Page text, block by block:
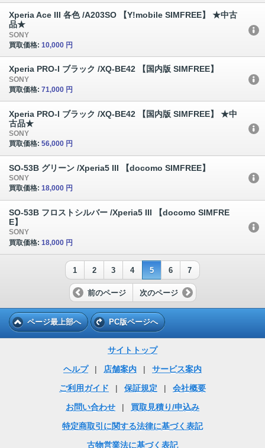
Xperia Ace III 各色 /A203SO 【Y!mobile SIMFREE】 ★中古
品★
SONY
買取価格: 10,000 円
Xperia PRO-I ブラック /XQ-BE42 【国内版 SIMFREE】
SONY
買取価格: 71,000 円
Xperia PRO-I ブラック /XQ-BE42 【国内版 SIMFREE】 ★中
古品★
SONY
買取価格: 56,000 円
SO-53B グリーン /Xperia5 III 【docomo SIMFREE】
SONY
買取価格: 18,000 円
SO-53B フロストシルバー /Xperia5 III 【docomo SIMFRE
E】
SONY
買取価格: 18,000 円
1 2 3 4 5 6 7
前のページ 次のページ
ページ最上部へ PC版ページへ
サイトトップ
ヘルプ
| 店舗案内 |
サービス案内
ご利用ガイド
| 保証規定 |
会社概要
お問い合わせ
|
買取見積り/申込み
特定商取引に関する法律に基づく表記
古物営業法に基づく表記